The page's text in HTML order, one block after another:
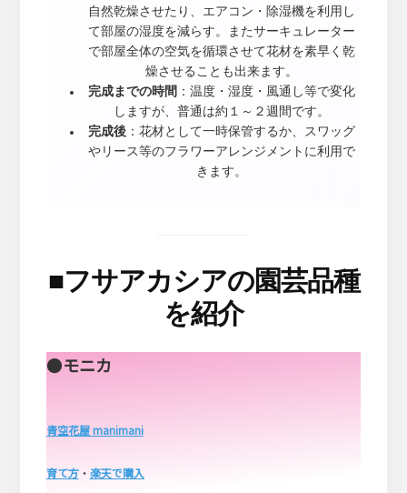
自然乾燥させたり、エアコン・除湿機を利用し
て部屋の湿度を減らす。またサーキュレーター
で部屋全体の空気を循環させて花材を素早く乾
燥させることも出来ます。
完成までの時間 ：温度・湿度・風通し等で変化
しますが、普通は約１～２週間です。
完成後 ：花材として一時保管するか、スワッグ
やリース等のフラワーアレンジメントに利用で
きます。
■フサアカシアの園芸品種
を紹介
●モニカ
青空花屋 manimani
育て方・ 楽天で購入